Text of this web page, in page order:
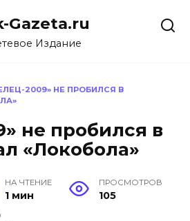
Gazeta.ru
Издание
2009» НЕ ПРОБИЛСЯ В
не пробился в
«Локобола»
НА ЧТЕНИЕ
1 мин
ПРОСМОТРОВ
105